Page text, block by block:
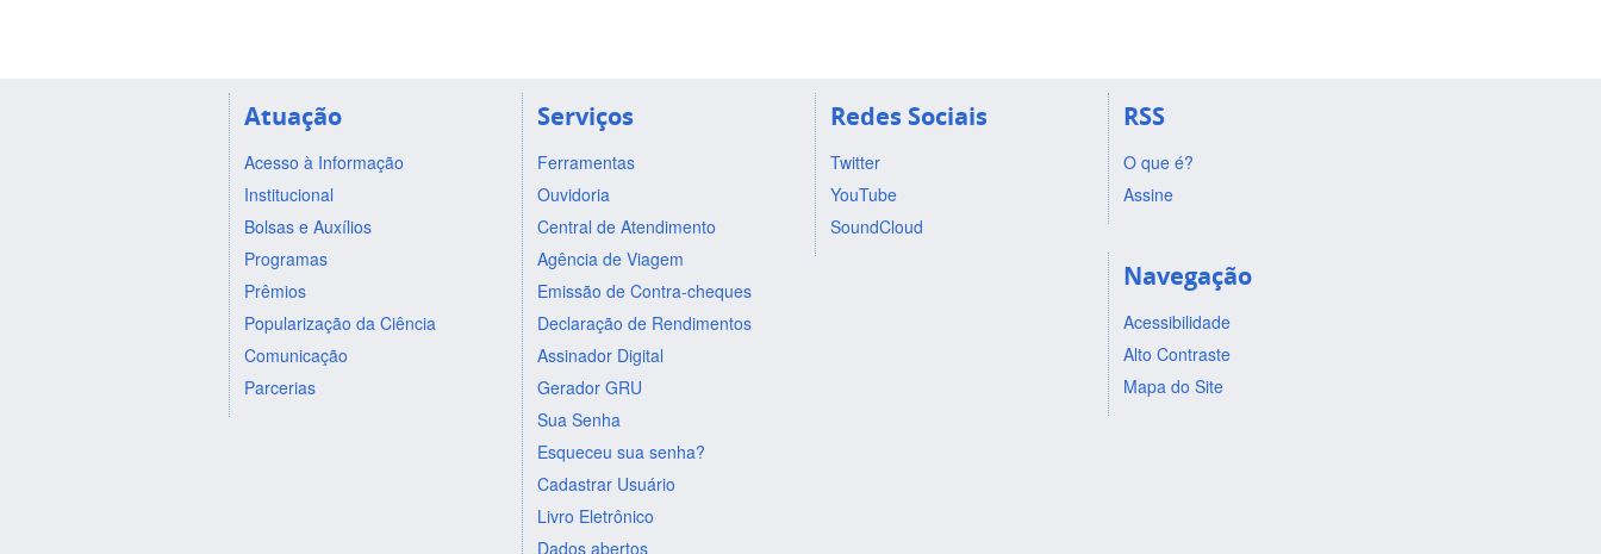
Atuação
Acesso à Informação
Institucional
Bolsas e Auxílios
Programas
Prêmios
Popularização da Ciência
Comunicação
Parcerias
Serviços
Ferramentas
Ouvidoria
Central de Atendimento
Agência de Viagem
Emissão de Contra-cheques
Declaração de Rendimentos
Assinador Digital
Gerador GRU
Sua Senha
Esqueceu sua senha?
Cadastrar Usuário
Livro Eletrônico
Dados abertos
Redes Sociais
Twitter
YouTube
SoundCloud
RSS
O que é?
Assine
Navegação
Acessibilidade
Alto Contraste
Mapa do Site